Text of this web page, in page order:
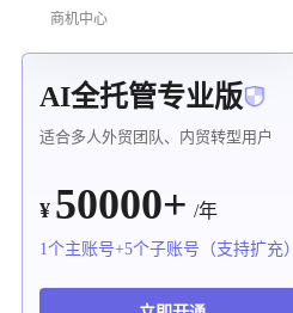
商机中心
AI全托管专业版
适合多人外贸团队、内贸转型用户
¥ 50000+ /年
1个主账号+5个子账号（支持扩充）